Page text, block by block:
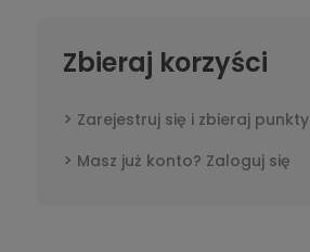
Zbieraj korzyści
Zarejestruj się i zbieraj punkty
Masz już konto? Zaloguj się